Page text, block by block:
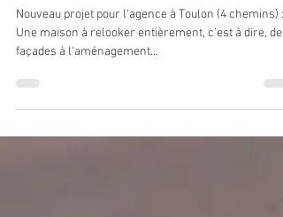
fredcatanese
24 mars 2016
1 min de lecture
Maison à Relooker
Une maison à relooker entièrement, c'est à dire, des